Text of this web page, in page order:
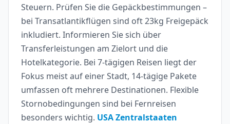
Steuern. Prüfen Sie die Gepäckbestimmungen –
bei Transatlantikflügen sind oft 23kg Freigepäck
inkludiert. Informieren Sie sich über
Transferleistungen am Zielort und die
Hotelkategorie. Bei 7-tägigen Reisen liegt der
Fokus meist auf einer Stadt, 14-tägige Pakete
umfassen oft mehrere Destinationen. Flexible
Stornobedingungen sind bei Fernreisen
besonders wichtig. USA Zentralstaaten